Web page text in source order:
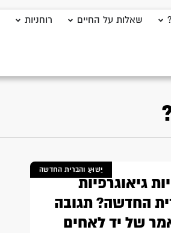
שאלות על החיים רוחניות
יֵשׁוּעַ והברית החדשה
גיאוגרפיות
החדשה? תגובה
של יד לאחים